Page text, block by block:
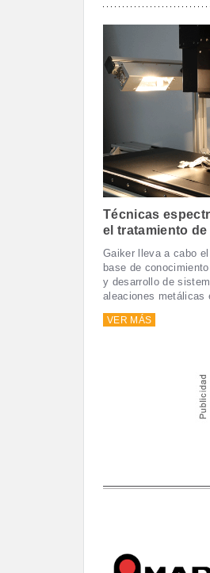
Técnicas
el tratamiento
Gaiker lleva a cabo
base de
y desarrollo de
aleaciones metálicas
VER MÁS